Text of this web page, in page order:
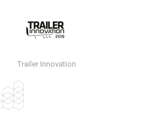
Trailer Innovation